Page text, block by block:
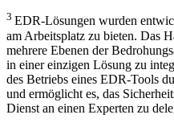
3 EDR-Lösungen wurden
am Arbeitsplatz zu bieten. Das
mehrere Ebenen der
in einer einzigen Lösung zu
des Betriebs eines EDR-Tools
und ermöglicht es, das
Dienst an einen Experten zu